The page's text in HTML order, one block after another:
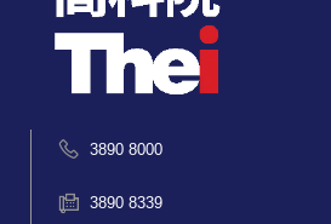
3890 8000
3890 8339